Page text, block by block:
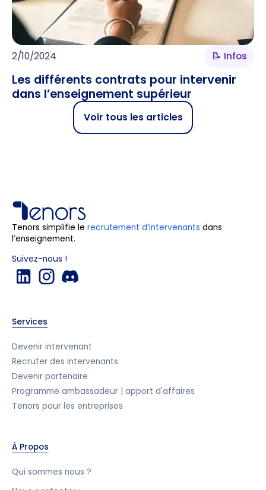
2/10/2024 📝 Infos
Les différents contrats pour intervenir
dans l’enseignement supérieur
Voir tous les articles
Tenors simplifie le recrutement d’intervenants dans
l’enseignement.
Suivez-nous !
Services
Devenir intervenant
Recruter des intervenants
Devenir partenaire
Programme ambassadeur | apport d'affaires
Tenors pour les entreprises
À Propos
Qui sommes nous ?